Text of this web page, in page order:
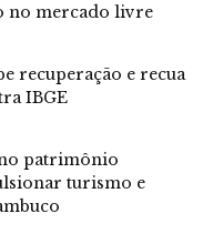
Aneel para custear
pois a energia
que a hidrelétrica.
para cálculo de
no mercado livre
recuperação e recua
IBGE
patrimônio
turismo e